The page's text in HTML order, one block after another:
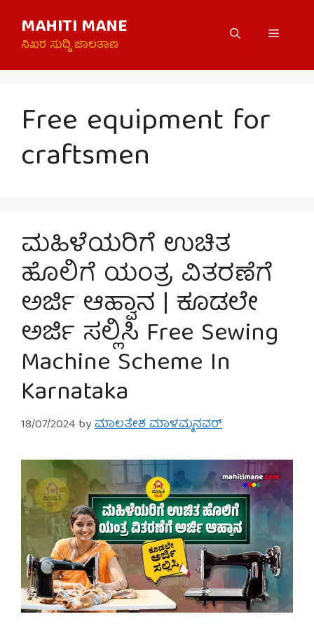
content
MAHITI MANE
ನಿಖರ ಸುದ್ದಿ ಜಾಲತಾಣ
Menu
Free equipment for
craftsmen
ಮಹಿಳೆಯರಿಗೆ ಉಚಿತ
ಹೊಲಿಗೆ ಯಂತ್ರ ವಿತರಣೆಗೆ
ಅರ್ಜಿ ಆಹ್ವಾನ | ಕೂಡಲೇ
ಅರ್ಜಿ ಸಲ್ಲಿಸಿ Free Sewing
Machine Scheme In
Karnataka
18/07/2024 byಮಾಲತೇಶ ಮಾಳಮ್ಮನವರ್